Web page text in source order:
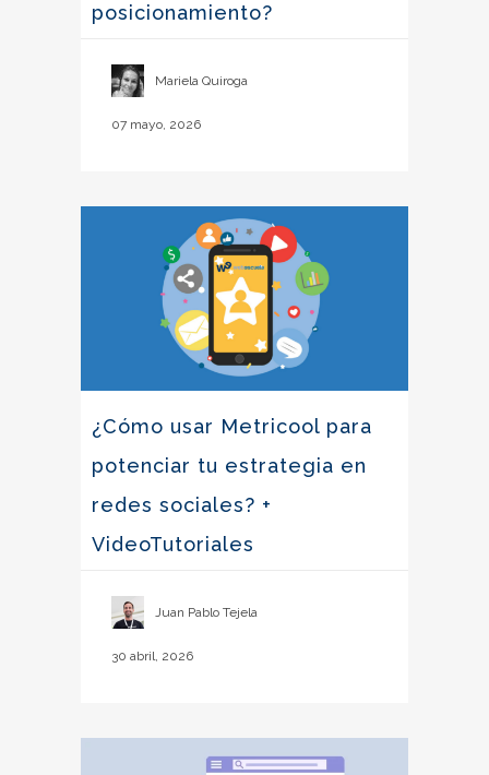
posicionamiento?
Mariela Quiroga
07 mayo, 2026
¿Cómo usar Metricool para
potenciar tu estrategia en
redes sociales? +
VideoTutoriales
Juan Pablo Tejela
30 abril, 2026